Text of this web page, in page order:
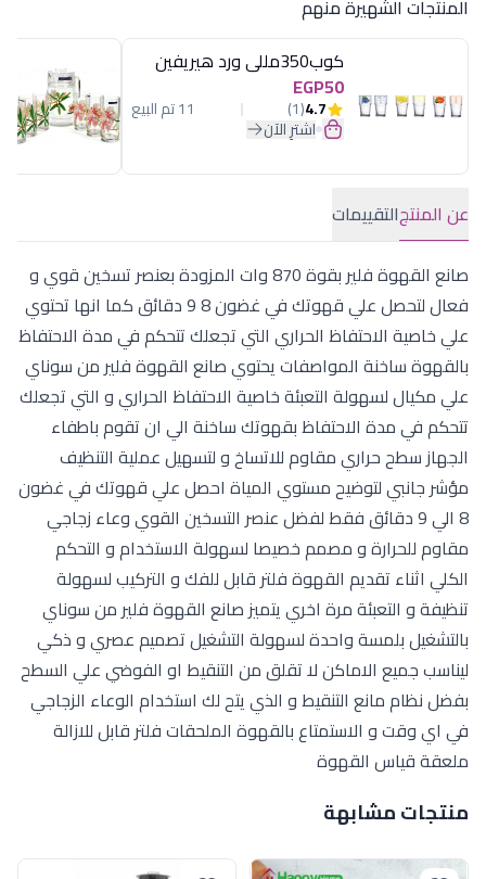
المنتجات الشهيرة منهم
كوب350مللى ورد هيريفين
EGP50
4.7
(1) 11 تم البيع
اشترِ الآن
عن المنتجالتقييمات
صانع القهوة فلير بقوة 870 وات المزودة بعنصر تسخين قوي و
فعال لتحصل علي قهوتك في غضون 8 9 دقائق كما انها تحتوي
علي خاصية الاحتفاظ الحراري التي تجعلك تتحكم في مدة الاحتفاظ
بالقهوة ساخنة المواصفات يحتوي صانع القهوة فلير من سوناي
علي مكيال لسهولة التعبئة خاصية الاحتفاظ الحراري و التي تجعلك
تتحكم في مدة الاحتفاظ بقهوتك ساخنة الي ان تقوم باطفاء
الجهاز سطح حراري مقاوم للاتساخ و لتسهيل عملية التنظيف
مؤشر جانبي لتوضيح مستوي المياة احصل علي قهوتك في غضون
8 الي 9 دقائق فقط لفضل عنصر التسخين القوي وعاء زجاجي
مقاوم للحرارة و مصمم خصيصا لسهولة الاستخدام و التحكم
الكلي اثناء تقديم القهوة فلتر قابل للفك و التركيب لسهولة
تنظيفة و التعبئة مرة اخري يتميز صانع القهوة فلير من سوناي
بالتشغيل بلمسة واحدة لسهولة التشغيل تصميم عصري و ذكي
ليناسب جميع الاماكن لا تقلق من التنقيط او الفوضي علي السطح
بفضل نظام مانع التنقيط و الذي يتح لك استخدام الوعاء الزجاجي
في اي وقت و الاستمتاع بالقهوة الملحقات فلتر قابل للازالة
ملعقة قياس القهوة
منتجات مشابهة